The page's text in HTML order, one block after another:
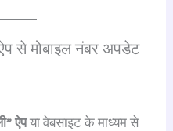
से मोबाइल नंबर अपडेट
ऐपया वेबसाइट के माध्यम से